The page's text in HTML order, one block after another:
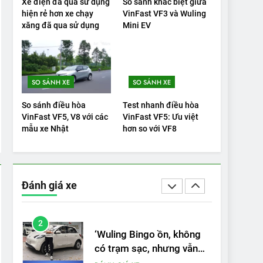
hiện rẻ hơn xe chạy
xăng đã qua sử dụng
VinFast VF3 và Wuling
Mini EV
SO SÁNH XE
So sánh điều hòa
VinFast VF5, V8 với các
mẫu xe Nhật
SO SÁNH XE
Test nhanh điều hòa
VinFast VF5: Ưu việt
hơn so với VF8
Đánh giá xe
20
Đánh giá: Người đam mê
xe điện Hyundai Ioniq 5 N
2025 cho thấy đáng để
chờ đợi
ĐÁNH GIÁ XE
1
Xe tốt nhất để mua năm
2025: Green Car Reports
nêu tên 5 người vào
ĐÁNH GIÁ XE
‘Wuling Bingo ồn, không
có trạm sạc, nhưng vẫn
bán được nếu biết cách’
3
VinFast VF8 chinh phục
Tây Tạng: ‘Tự hào là đoàn